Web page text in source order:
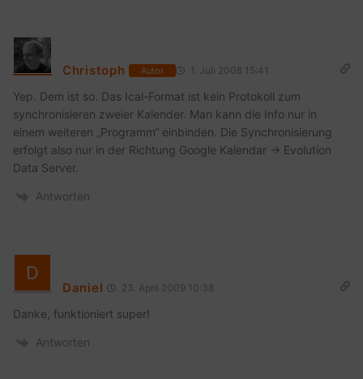
Christoph Autor 1. Juli 2008 15:41
Yep. Dem ist so. Das Ical-Format ist kein Protokoll zum
synchronisieren zweier Kalender. Man kann die Info nur in
einem weiteren „Programm“ einbinden. Die Synchronisierung
erfolgt also nur in der Richtung Google Kalendar -> Evolution
Data Server.
Antworten
Daniel 23. April 2009 10:38
Danke, funktioniert super!
Antworten